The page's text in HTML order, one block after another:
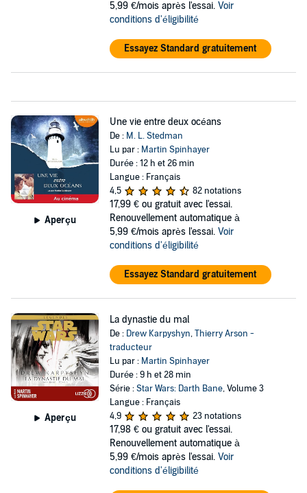
5,99 €/mois après l'essai. Voir
conditions d'éligibilité
Essayez Standard gratuitement
Aperçu
Une vie entre deux océans
De : M. L. Stedman
Lu par : Martin Spinhayer
Durée : 12 h et 26 min
Langue : Français
4,5
82 notations
17,99 € ou gratuit avec l'essai.
Renouvellement automatique à
5,99 €/mois après l'essai. Voir
conditions d'éligibilité
Essayez Standard gratuitement
Aperçu
La dynastie du mal
De : Drew Karpyshyn,Thierry Arson -
traducteur
Lu par : Martin Spinhayer
Durée : 9 h et 28 min
Série :Star Wars: Darth Bane, Volume 3
Langue : Français
4,9
23 notations
17,98 € ou gratuit avec l'essai.
Renouvellement automatique à
5,99 €/mois après l'essai. Voir
conditions d'éligibilité